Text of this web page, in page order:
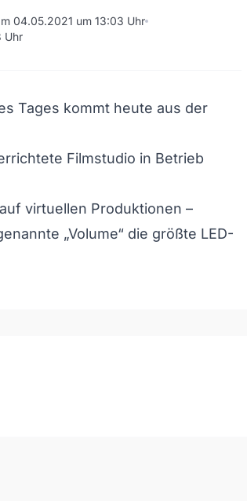
04.05.2021 um 13:03 Uhr
Uhr
Tages kommt heute aus der
Filmstudio in Betrieb
virtuellen Produktionen –
„Volume“ die größte LED-